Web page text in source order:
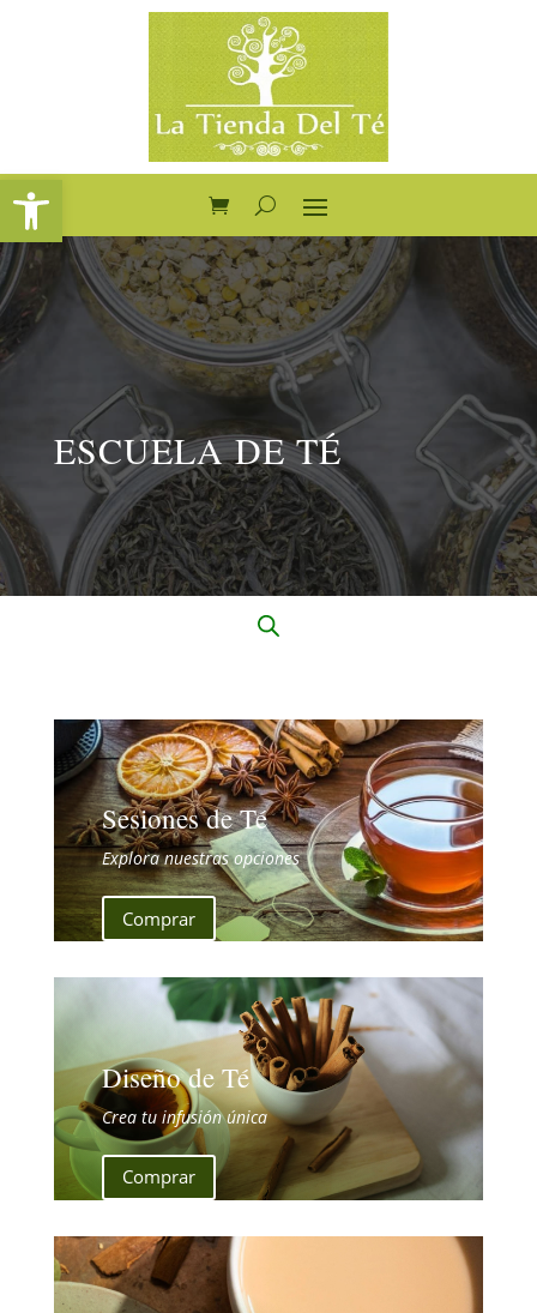
Abrir barra de herramientas
ESCUELA DE TÉ
Sesiones de Té
Explora nuestras opciones
Comprar
Diseño de Té
Crea tu infusión única
Comprar